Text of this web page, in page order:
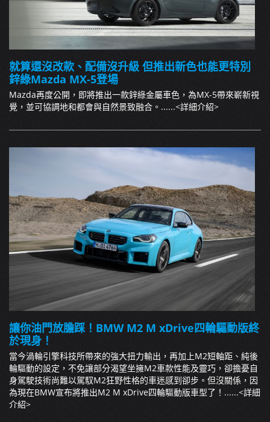
就算還沒改款、配備沒升級 但推出新色也能更特別
鋅綠Mazda MX-5登場
Mazda再度公開，即將推出一款鋅綠金屬車色，為MX-5帶來嶄新視
覺，並可協調地和都會與自然景致融合。......<詳細介紹>
讓你油門放膽踩！BMW M2 M xDrive四輪驅動版終
於現身！
當今渦輪引擎科技所帶來的強大扭力輸出，再加上M2短軸距、純後
輪驅動的設定，不免讓部分渴望坐擁M2車款性能及靈巧，卻擔憂自
身駕駛技術尚難以駕馭M2狂野性格的車迷感到卻步。但沒關係，因
為現在BMW宣布將推出M2 M xDrive四輪驅動版車型了！......<詳細
介紹>